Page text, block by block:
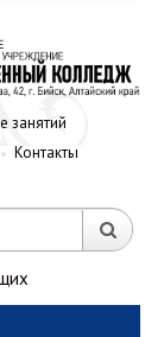
занятий
Контакты